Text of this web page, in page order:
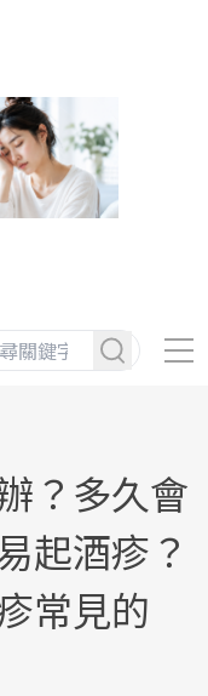
？多久會
起酒疹？
常見的